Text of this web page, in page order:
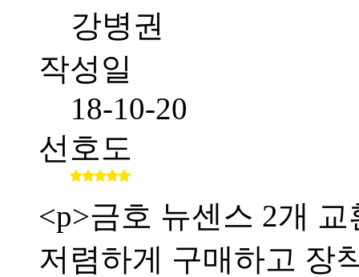
강병권
작성일
18-10-20
선호도
<p>금호 뉴센스 2개
저렴하게 구매하고 장